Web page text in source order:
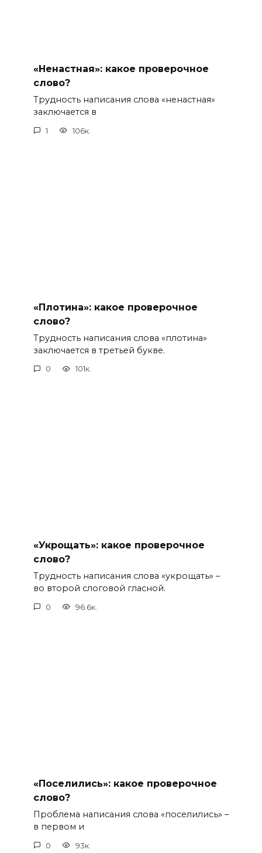
«Ненастная»: какое проверочное
слово?
Трудность написания слова «ненастная»
заключается в
1 106к.
«Плотина»: какое проверочное
слово?
Трудность написания слова «плотина»
заключается в третьей букве.
0 101к.
«Укрощать»: какое проверочное
слово?
Трудность написания слова «укрощать» –
во второй слоговой гласной.
0 96.6к.
«Поселились»: какое проверочное
слово?
Проблема написания слова «поселились» –
в первом и
0 93к.